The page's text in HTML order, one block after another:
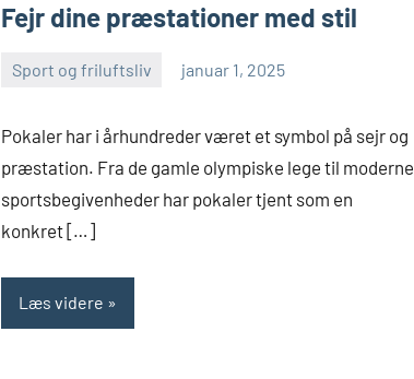
Fejr dine præstationer med stil
Sport og friluftsliv januar 1, 2025
admin
Pokaler har i århundreder været et symbol på sejr og
præstation. Fra de gamle olympiske lege til moderne
sportsbegivenheder har pokaler tjent som en
konkret […]
Læs videre